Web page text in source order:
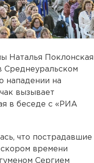
Наталья Поклонская
Среднеуральском
нападении на
вызывает
в беседе с «РИА
что пострадавшие
времени
Сергием